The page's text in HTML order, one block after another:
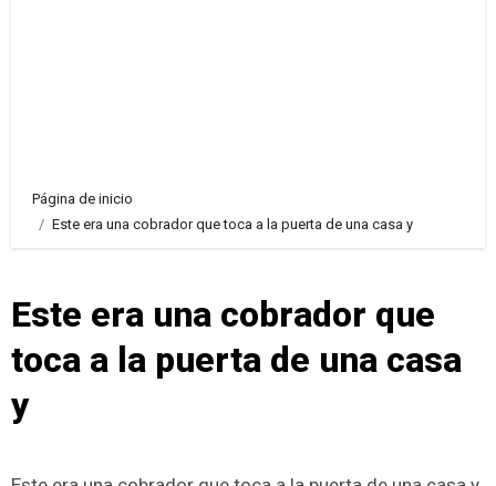
Página de inicio
Este era una cobrador que toca a la puerta de una casa y
Este era una cobrador que
toca a la puerta de una casa
y